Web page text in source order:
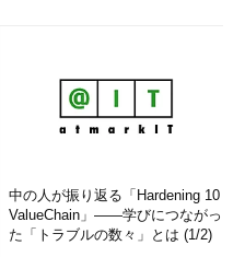
中の人が振り返る「Hardening 10
ValueChain」――学びにつながっ
た「トラブルの数々」とは (1/2)